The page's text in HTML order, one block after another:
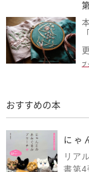
ブ
おすすめの本
にゃ
リア
書第4